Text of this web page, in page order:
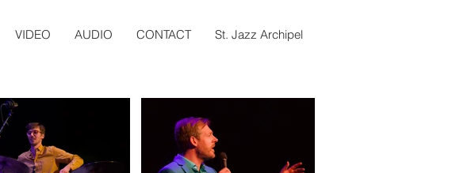
VIDEO AUDIO CONTACT St. Jazz Archipel